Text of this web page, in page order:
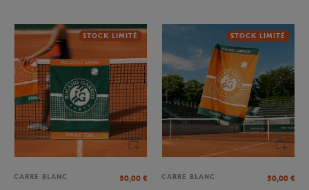
STOCK LIMITÉ
CARRE BLANC 50,00 €
STOCK LIMITÉ
CARRE BLANC 50,00 €